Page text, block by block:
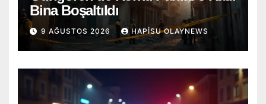
Bina Boşaltıldı
9 AĞUSTOS 2026 HAPISU OLAYNEWS